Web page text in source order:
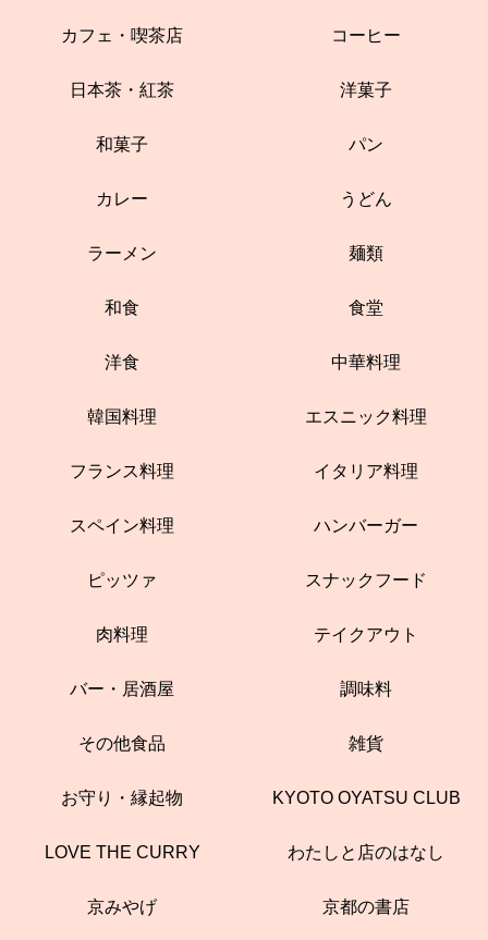
カフェ・喫茶店 コーヒー
日本茶・紅茶 洋菓子
和菓子 パン
カレー うどん
ラーメン 麺類
和食 食堂
洋食 中華料理
韓国料理 エスニック料理
フランス料理 イタリア料理
スペイン料理 ハンバーガー
ピッツァ スナックフード
肉料理 テイクアウト
バー・居酒屋 調味料
その他食品 雑貨
お守り・縁起物 KYOTO OYATSU CLUB
LOVE THE CURRY わたしと店のはなし
京みやげ 京都の書店